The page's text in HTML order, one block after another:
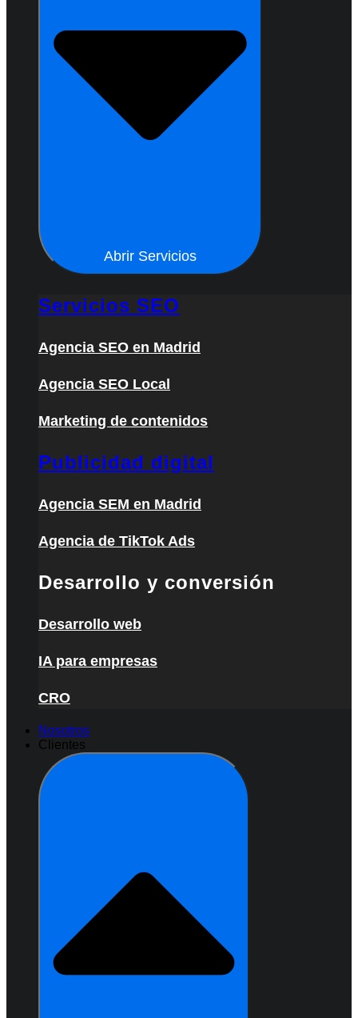
Abrir Servicios
Servicios SEO
Agencia SEO en Madrid
Agencia SEO Local
Marketing de contenidos
Publicidad digital
Agencia SEM en Madrid
Agencia de TikTok Ads
Desarrollo y conversión
Desarrollo web
IA para empresas
CRO
Nosotros
Clientes